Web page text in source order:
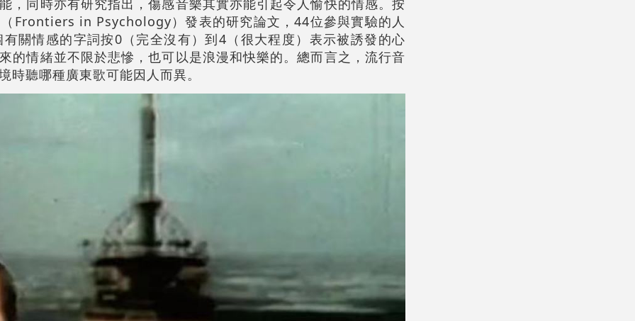
，同時亦有研究指出，傷感音樂其實亦能引起令人愉快的情感。按
Frontiers in Psychology）發表的研究論文，44位參與實驗的人
關情感的字詞按0（完全沒有）到4（很大程度）表示被誘發的心
的情緒並不限於悲慘，也可以是浪漫和快樂的。總而言之，流行音
時聽哪種廣東歌可能因人而異。